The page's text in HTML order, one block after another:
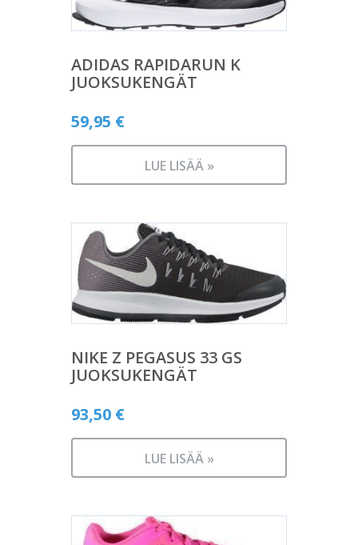
ADIDAS RAPIDARUN K
JUOKSUKENGÄT
59,95 €
LUE LISÄÄ »
NIKE Z PEGASUS 33 GS
JUOKSUKENGÄT
93,50 €
LUE LISÄÄ »